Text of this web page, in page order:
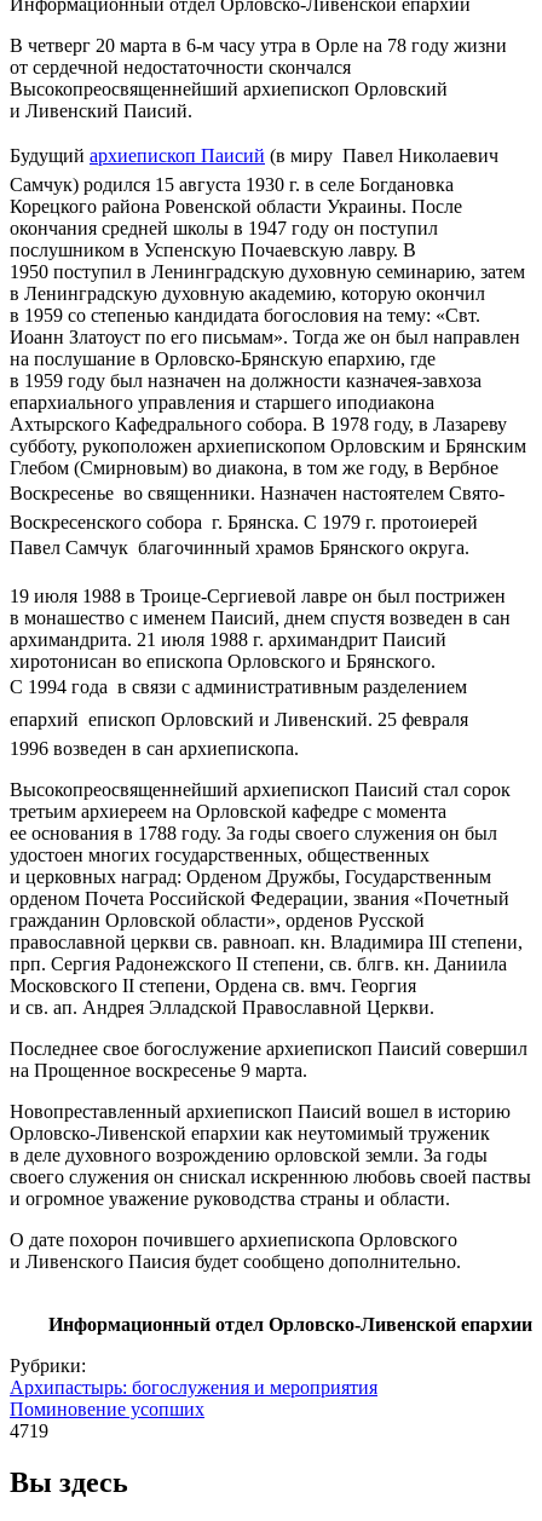
В четверг 20 марта в 6-м часу утра в Орле на 78 году жизни
от сердечной недостаточности скончался
Высокопреосвященнейший архиепископ Орловский
и Ливенский Паисий.
Будущий архиепископ Паисий (в миру  Павел Николаевич
Самчук) родился 15 августа 1930 г. в селе Богдановка
Корецкого района Ровенской области Украины. После
окончания средней школы в 1947 году он поступил
послушником в Успенскую Почаевскую лавру. В
1950 поступил в Ленинградскую духовную семинарию, затем
в Ленинградскую духовную академию, которую окончил
в 1959 со степенью кандидата богословия на тему: «Свт.
Иоанн Златоуст по его письмам». Тогда же он был направлен
на послушание в Орловско-Брянскую епархию, где
в 1959 году был назначен на должности казначея-завхоза
епархиального управления и старшего иподиакона
Ахтырского Кафедрального собора. В 1978 году, в Лазареву
субботу, рукоположен архиепископом Орловским и Брянским
Глебом (Смирновым) во диакона, в том же году, в Вербное
Воскресенье  во священники. Назначен настоятелем Свято-
Воскресенского собора г. Брянска. С 1979 г. протоиерей
Павел Самчук  благочинный храмов Брянского округа.
19 июля 1988 в Троице-Сергиевой лавре он был пострижен
в монашество с именем Паисий, днем спустя возведен в сан
архимандрита. 21 июля 1988 г. архимандрит Паисий
хиротонисан во епископа Орловского и Брянского.
С 1994 года  в связи с административным разделением
епархий  епископ Орловский и Ливенский. 25 февраля
1996 возведен в сан архиепископа.
Высокопреосвященнейший архиепископ Паисий стал сорок
третьим архиереем на Орловской кафедре с момента
ее основания в 1788 году. За годы своего служения он был
удостоен многих государственных, общественных
и церковных наград: Орденом Дружбы, Государственным
орденом Почета Российской Федерации, звания «Почетный
гражданин Орловской области», орденов Русской
православной церкви св. равноап. кн. Владимира III степени,
прп. Сергия Радонежского II степени, св. блгв. кн. Даниила
Московского II степени, Ордена св. вмч. Георгия
и св. ап. Андрея Элладской Православной Церкви.
Последнее свое богослужение архиепископ Паисий совершил
на Прощенное воскресенье 9 марта.
Новопреставленный архиепископ Паисий вошел в историю
Орловско-Ливенской епархии как неутомимый труженик
в деле духовного возрождению орловской земли. За годы
своего служения он снискал искреннюю любовь своей паствы
и огромное уважение руководства страны и области.
О дате похорон почившего архиепископа Орловского
и Ливенского Паисия будет сообщено дополнительно.
Информационный отдел Орловско-Ливенской епархии
Рубрики:
Архипастырь: богослужения и мероприятия
Поминовение усопших
4719
Вы здесь